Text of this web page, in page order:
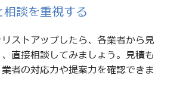
相談を重視する
ストアップしたら、各業者から見
直接相談してみましょう。見積も
業者の対応力や提案力を確認できま